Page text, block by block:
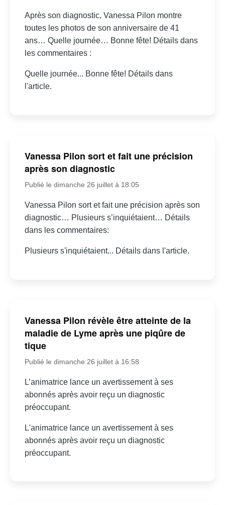
Après son diagnostic, Vanessa Pilon montre
toutes les photos de son anniversaire de 41
ans… Quelle journée… Bonne fête! Détails dans
les commentaires :
Quelle journée... Bonne fête! Détails dans
l'article.
Vanessa Pilon sort et fait une précision
après son diagnostic
Publié le dimanche 26 juillet à 18:05
Vanessa Pilon sort et fait une précision après son
diagnostic… Plusieurs s’inquiétaient… Détails
dans les commentaires:
Plusieurs s'inquiétaient... Détails dans l'article.
Vanessa Pilon révèle être atteinte de la
maladie de Lyme après une piqûre de
tique
Publié le dimanche 26 juillet à 16:58
L’animatrice lance un avertissement à ses
abonnés après avoir reçu un diagnostic
préoccupant.
L'animatrice lance un avertissement à ses
abonnés après avoir reçu un diagnostic
préoccupant.